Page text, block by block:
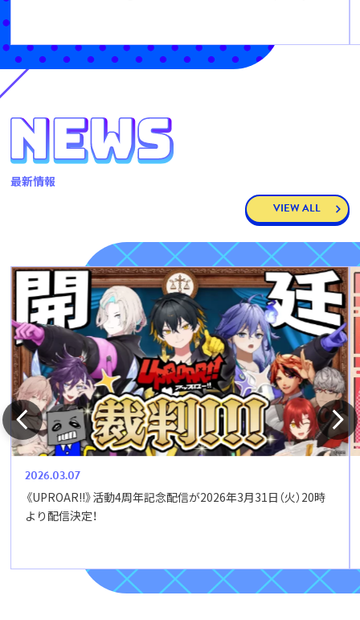
最新情報
VIEW ALL
2026.03.07
《UPROAR!!》活動4周年記念配信が2026年3月31日（火）20時
より配信決定！